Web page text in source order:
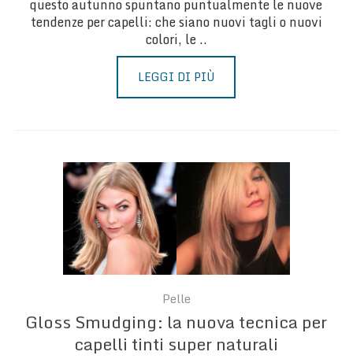
questo autunno spuntano puntualmente le nuove
tendenze per capelli: che siano nuovi tagli o nuovi
colori, le ..
LEGGI DI PIÙ
Pelle
Gloss Smudging: la nuova tecnica per
capelli tinti super naturali